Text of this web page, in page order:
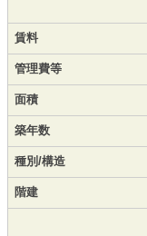
賃料
管理費等
面積
築年数
種別/構造
階建